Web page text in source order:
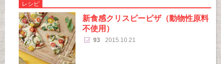
レシピ
新食感クリスピーピザ（動物性原料
不使用）
93 2015.10.21